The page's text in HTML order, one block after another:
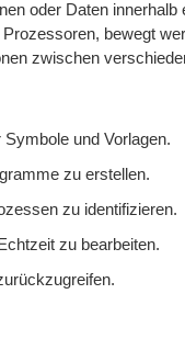
oder Daten
bewegt
zwischen
und Vorlagen.
zu erstellen.
zu identifizieren.
zu bearbeiten.